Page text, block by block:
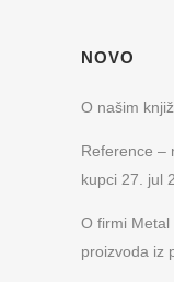
NOVO
O našim
Reference –
kupci 27. jul
O firmi Metal
proizvoda iz